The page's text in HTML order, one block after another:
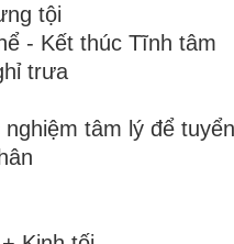
tội
- Kết thúc Tĩnh tâm
trưa
tâm lý để